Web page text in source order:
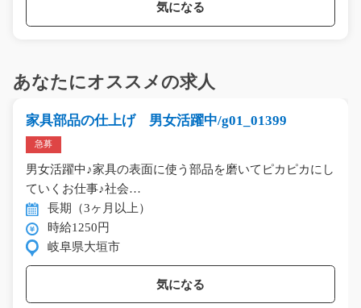
気になる
あなたにオススメの求人
家具部品の仕上げ 男女活躍中/g01_01399
急募
男女活躍中♪家具の表面に使う部品を磨いてピカピカにし
ていくお仕事♪社会…
長期（3ヶ月以上）
時給1250円
岐阜県大垣市
気になる